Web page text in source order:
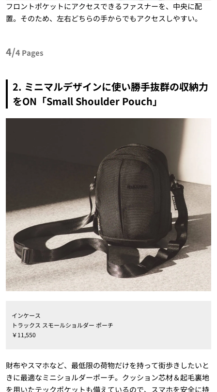
フロントポケットにアクセスできるファスナーを、中央に配
置。そのため、左右どちらの手からでもアクセスしやすい。
4/4 Pages
2. ミニマルデザインに使い勝手抜群の収納力
をON「Small Shoulder Pouch」
インケース
トラックス スモールショルダー ポーチ
￥11,550
財布やスマホなど、最低限の荷物だけを持って街歩きしたいと
きに最適なミニショルダーポーチ。クッション芯材＆起毛裏地
を用いたテックポケットも備えているので、スマホを安全に持